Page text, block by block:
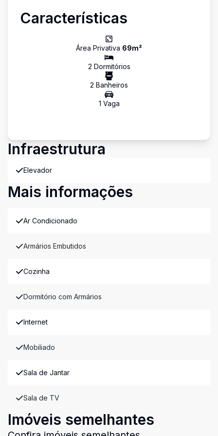
Características
Área Privativa 69m²
2 Dormitórios
2 Banheiros
1 Vaga
Infraestrutura
Elevador
Mais informações
Ar Condicionado
Armários Embutidos
Cozinha
Dormitório com Armários
Internet
Mobiliado
Sala de Jantar
Sala de TV
Imóveis semelhantes